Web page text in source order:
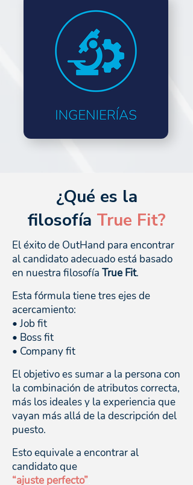
¿Qué es la
filosofía True Fit?
El éxito de OutHand para encontrar
al candidato adecuado está basado
en nuestra filosofía True Fit.
Esta fórmula tiene tres ejes de
acercamiento:
• Job fit
• Boss fit
• Company fit
El objetivo es sumar a la persona con
la combinación de atributos correcta,
más los ideales y la experiencia que
vayan más allá de la descripción del
puesto.
Esto equivale a encontrar al
candidato que
“ajuste perfecto”